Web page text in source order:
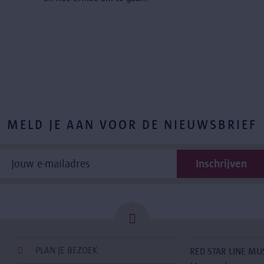
MELD JE AAN VOOR DE NIEUWSBRIEF
PLAN JE BEZOEK
RED STAR LINE